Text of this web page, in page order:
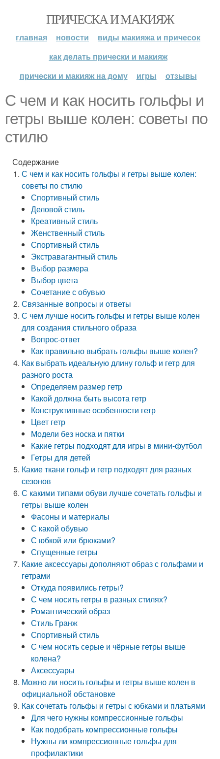
ПРИЧЕСКА И МАКИЯЖ
главная новости
виды макияжа и причесок
как делать прически и макияж
прически и макияж на дому
игры отзывы
С чем и как носить гольфы и
гетры выше колен: советы по
стилю
Содержание
С чем и как носить гольфы и гетры выше колен:
советы по стилю
Спортивный стиль
Деловой стиль
Креативный стиль
Женственный стиль
Спортивный стиль
Экстравагантный стиль
Выбор размера
Выбор цвета
Сочетание с обувью
Связанные вопросы и ответы
С чем лучше носить гольфы и гетры выше колен
для создания стильного образа
Вопрос-ответ
Как правильно выбрать гольфы выше колен?
Как выбрать идеальную длину гольф и гетр для
разного роста
Определяем размер гетр
Какой должна быть высота гетр
Конструктивные особенности гетр
Цвет гетр
Модели без носка и пятки
Какие гетры подходят для игры в мини-футбол
Гетры для детей
Какие ткани гольф и гетр подходят для разных
сезонов
С какими типами обуви лучше сочетать гольфы и
гетры выше колен
Фасоны и материалы
С какой обувью
С юбкой или брюками?
Спущенные гетры
Какие аксессуары дополняют образ с гольфами и
гетрами
Откуда появились гетры?
С чем носить гетры в разных стилях?
Романтический образ
Стиль Гранж
Спортивный стиль
С чем носить серые и чёрные гетры выше
колена?
Аксессуары
Можно ли носить гольфы и гетры выше колен в
официальной обстановке
Как сочетать гольфы и гетры с юбками и платьями
Для чего нужны компрессионные гольфы
Как подобрать компрессионные гольфы
Нужны ли компрессионные гольфы для
профилактики